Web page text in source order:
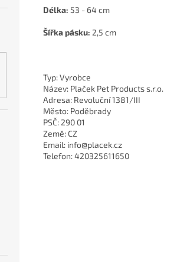
Délka: 53 - 64 cm
Šířka pásku: 2,5 cm
Typ: Vyrobce
Název: Plaček Pet Products s.r.o.
Adresa: Revoluční 1381/III
Město: Poděbrady
PSČ: 290 01
Země: CZ
Email: info@placek.cz
Telefon: 420325611650